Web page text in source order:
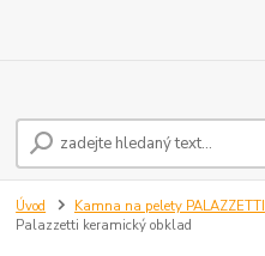
Úvod Kamna na pelety PALAZZETTI
Palazzetti keramický obklad